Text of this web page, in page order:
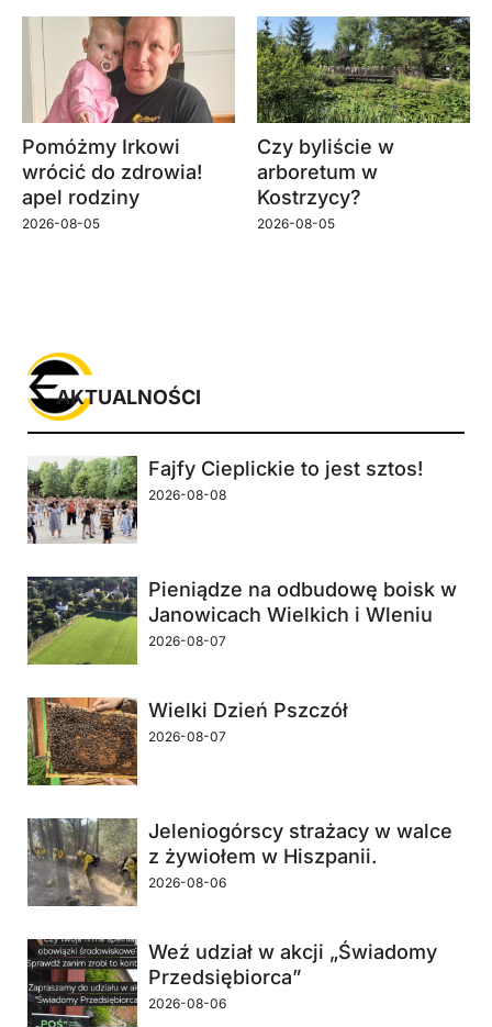
Pomóżmy Irkowi
wrócić do zdrowia!
apel rodziny
2026-08-05
Czy byliście w
arboretum w
Kostrzycy?
2026-08-05
Fajfy Cieplickie to jest sztos!
2026-08-08
Pieniądze na odbudowę boisk w
Janowicach Wielkich i Wleniu
2026-08-07
Wielki Dzień Pszczół
2026-08-07
Jeleniogórscy strażacy w walce
z żywiołem w Hiszpanii.
2026-08-06
Weź udział w akcji „Świadomy
Przedsiębiorca”
2026-08-06
AKTUALNOŚCI